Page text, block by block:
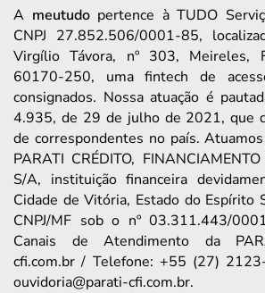
A meutudopertence à TUDO
CNPJ 27.852.506/0001-85,
Virgílio Távora, nº 303, Meireles,
60170-250, uma fintech de
consignados. Nossa atuação é
4.935, de 29 de julho de 2021, que
de correspondentes no país.
PARATI CRÉDITO,
S/A, instituição financeira
Cidade de Vitória, Estado do Espírito
CNPJ/MF sob o nº 03.311.443/
Canais de Atendimento da
cfi.com.br / Telefone: +55 (27)
ouvidoria@parati-cfi.com.br.